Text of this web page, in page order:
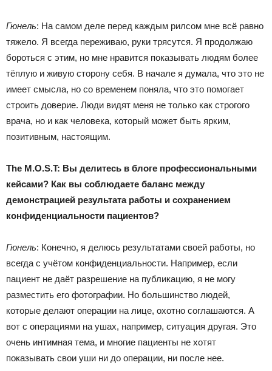
Гюнель: На самом деле перед каждым рилсом мне всё равно
тяжело. Я всегда переживаю, руки трясутся. Я продолжаю
бороться с этим, но мне нравится показывать людям более
тёплую и живую сторону себя. В начале я думала, что это не
имеет смысла, но со временем поняла, что это помогает
строить доверие. Люди видят меня не только как строгого
врача, но и как человека, который может быть ярким,
позитивным, настоящим.
The M.O.S.T: Вы делитесь в блоге профессиональными
кейсами? Как вы соблюдаете баланс между
демонстрацией результата работы и сохранением
конфиденциальности пациентов?
Гюнель: Конечно, я делюсь результатами своей работы, но
всегда с учётом конфиденциальности. Например, если
пациент не даёт разрешение на публикацию, я не могу
разместить его фотографии. Но большинство людей,
которые делают операции на лице, охотно соглашаются. А
вот с операциями на ушах, например, ситуация другая. Это
очень интимная тема, и многие пациенты не хотят
показывать свои уши ни до операции, ни после нее.